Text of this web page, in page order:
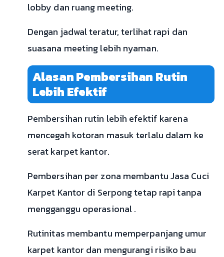
lobby dan ruang meeting.
Dengan jadwal teratur, terlihat rapi dan
suasana meeting lebih nyaman.
Alasan Pembersihan Rutin
Lebih Efektif
Pembersihan rutin lebih efektif karena
mencegah kotoran masuk terlalu dalam ke
serat karpet kantor.
Pembersihan per zona membantu Jasa Cuci
Karpet Kantor di Serpong tetap rapi tanpa
mengganggu operasional .
Rutinitas membantu memperpanjang umur
karpet kantor dan mengurangi risiko bau